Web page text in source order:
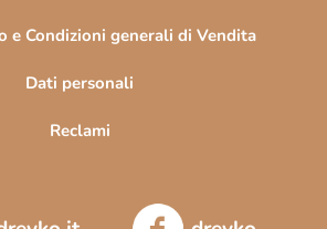
e Condizioni generali di Vendita
Dati personali
Reclami